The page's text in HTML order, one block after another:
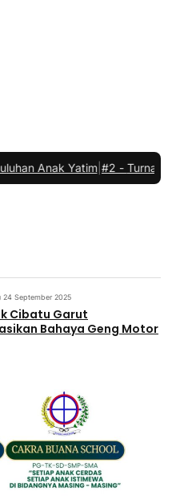
Yatim |#2 - Turnamen Futsal
24 September 2025
Cibatu Garut
Bahaya Geng Motor